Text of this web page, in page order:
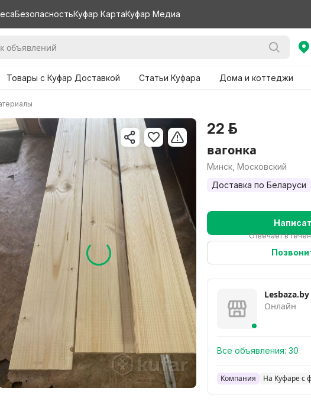
БезопасностьКуфар КартаКуфар Медиа
Товары с Куфар Доставкой Статьи Куфара Дома и коттеджи
22 р.
вагонка
Минск, Московский
Доставка по Беларуси
Отвечает в
Lesbaza.by
Онлайн
Все объявления: 30
Компания На Куфаре с